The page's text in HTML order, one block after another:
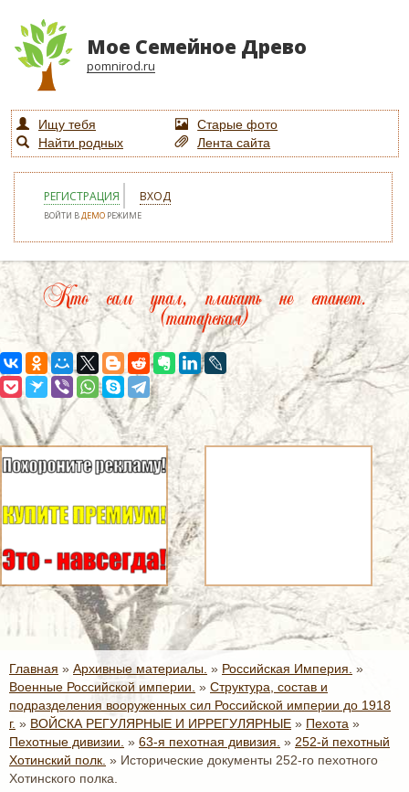
Мое Семейное Древо
pomnirod.ru
Ищу тебя
Старые фото
Найти родных
Лента сайта
РЕГИСТРАЦИЯ ВХОД
ВОЙТИ ВДЕМО РЕЖИМЕ
Кто сам упал, плакать не станет.
(татарская)
Главная » Архивные материалы. » Российская Империя. »
Военные Российской империи. » Структура, состав и
подразделения вооруженных сил Российской империи до 1918
г. » ВОЙСКА РЕГУЛЯРНЫЕ И ИРРЕГУЛЯРНЫЕ » Пехота »
Пехотные дивизии. » 63-я пехотная дивизия. » 252-й пехотный
Хотинский полк. » Исторические документы 252-го пехотного
Хотинского полка.